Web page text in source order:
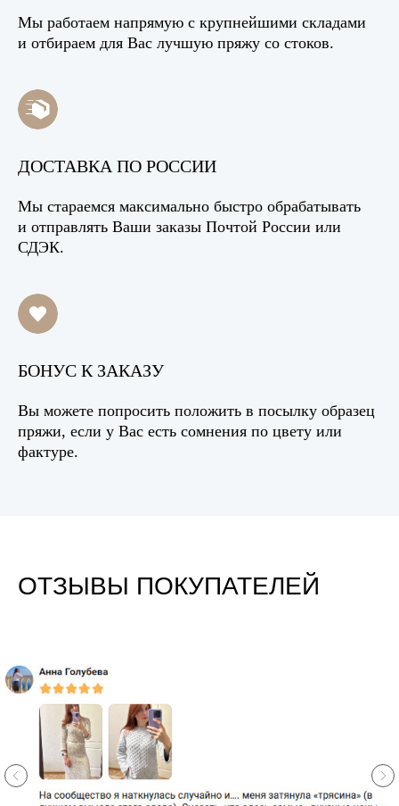
Мы работаем напрямую с крупнейшими складами
и отбираем для Вас лучшую пряжу со стоков.
ДОСТАВКА ПО РОССИИ
Мы стараемся максимально быстро обрабатывать
и отправлять Ваши заказы Почтой России или
СДЭК.
БОНУС К ЗАКАЗУ
Вы можете попросить положить в посылку образец
пряжи, если у Вас есть сомнения по цвету или
фактуре.
ОТЗЫВЫ ПОКУПАТЕЛЕЙ